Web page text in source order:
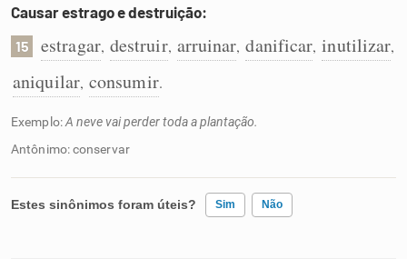
Causar estrago e destruição:
15 estragar, destruir, arruinar, danificar, inutilizar,
aniquilar, consumir.
Exemplo:A neve vai perder toda a plantação.
Antônimo: conservar
Estes sinônimos foram úteis? Sim Não